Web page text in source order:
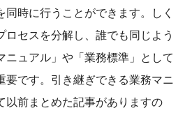
時に行うことができます。しく
セスを分解し、誰でも同じよう
ニュアル」や「業務標準」として
要です。引き継ぎできる業務マニ
以前まとめた記事がありますの